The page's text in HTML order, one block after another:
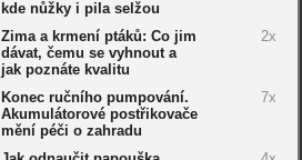
kde nůžky i pila selžou
Zima a krmení ptáků: Co jim
dávat, čemu se vyhnout a
jak poznáte kvalitu
2x
Konec ručního pumpování.
Akumulátorové postřikovače
mění péči o zahradu
7x